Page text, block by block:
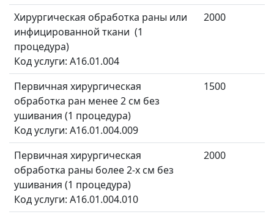
Хирургическая обработка раны или
инфицированной ткани (1
процедура)
Код услуги: A16.01.004
2000
Первичная хирургическая
обработка ран менее 2 см без
ушивания (1 процедура)
Код услуги: A16.01.004.009
1500
Первичная хирургическая
обработка раны более 2-х см без
ушивания (1 процедура)
Код услуги: A16.01.004.010
2000